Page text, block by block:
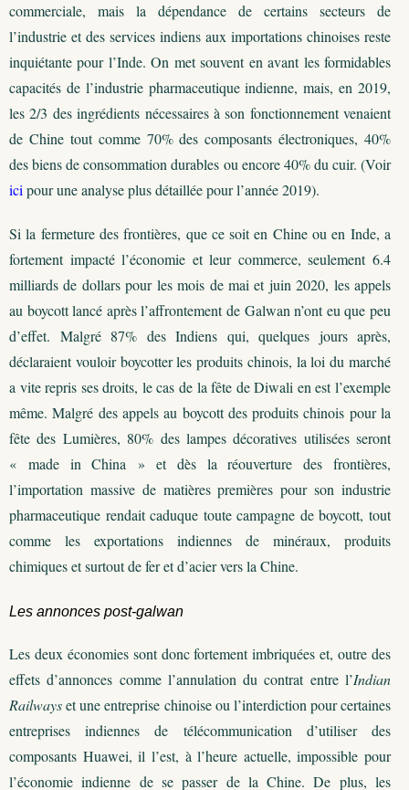
commerciale, mais la dépendance de certains secteurs de
l’industrie et des services indiens aux importations chinoises reste
inquiétante pour l’Inde. On met souvent en avant les formidables
capacités de l’industrie pharmaceutique indienne, mais, en 2019,
les 2/3 des ingrédients nécessaires à son fonctionnement venaient
de Chine tout comme 70% des composants électroniques, 40%
des biens de consommation durables ou encore 40% du cuir. (Voir
ici pour une analyse plus détaillée pour l’année 2019).
Si la fermeture des frontières, que ce soit en Chine ou en Inde, a
fortement impacté l’économie et leur commerce, seulement 6.4
milliards de dollars pour les mois de mai et juin 2020, les appels
au boycott lancé après l’affrontement de Galwan n’ont eu que peu
d’effet. Malgré 87% des Indiens qui, quelques jours après,
déclaraient vouloir boycotter les produits chinois, la loi du marché
a vite repris ses droits, le cas de la fête de Diwali en est l’exemple
même. Malgré des appels au boycott des produits chinois pour la
fête des Lumières, 80% des lampes décoratives utilisées seront
« made in China » et dès la réouverture des frontières,
l’importation massive de matières premières pour son industrie
pharmaceutique rendait caduque toute campagne de boycott, tout
comme les exportations indiennes de minéraux, produits
chimiques et surtout de fer et d’acier vers la Chine.
Les annonces post-galwan
Les deux économies sont donc fortement imbriquées et, outre des
effets d’annonces comme l’annulation du contrat entre l’Indian
Railwayset une entreprise chinoise ou l’interdiction pour certaines
entreprises indiennes de télécommunication d’utiliser des
composants Huawei, il l’est, à l’heure actuelle, impossible pour
l’économie indienne de se passer de la Chine. De plus, les